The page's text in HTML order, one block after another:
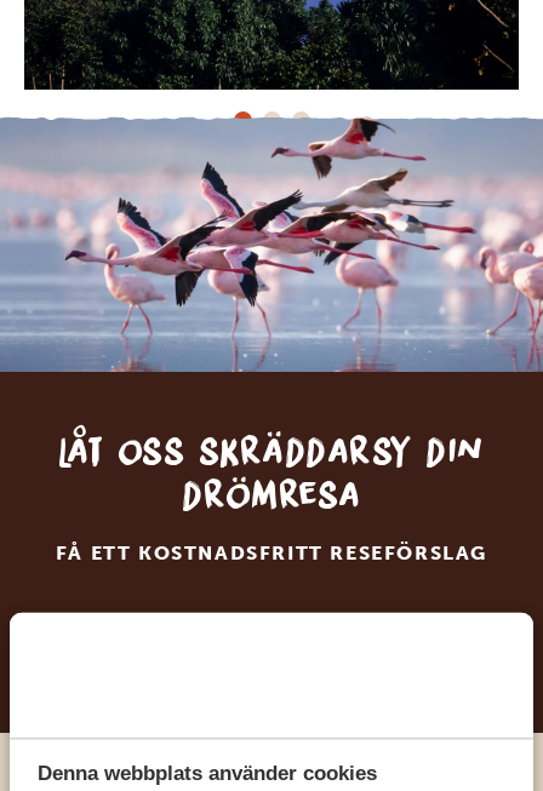
Denna webbplats använder cookies
Låt oss skräddarsy din
drömresa
FÅ ETT KOSTNADSFRITT RESEFÖRSLAG